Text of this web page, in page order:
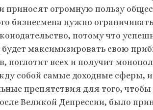
приносят огромную пользу
бизнесмена нужно
потому что
будет максимизировать свою
поглотит всех и получит
собой самые доходные сферы,
препятствия для того,
Великой Депрессии, было